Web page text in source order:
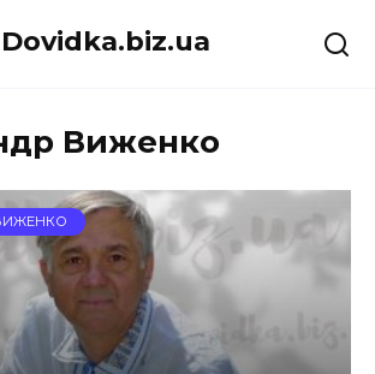
Dovidka.biz.ua
Виженко